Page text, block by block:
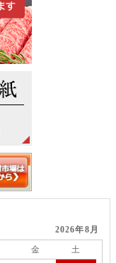
2026年8月
金
土